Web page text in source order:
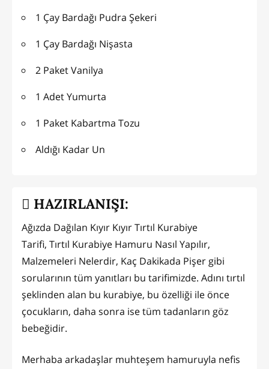
1 Çay Bardağı Pudra Şekeri
1 Çay Bardağı Nişasta
2 Paket Vanilya
1 Adet Yumurta
1 Paket Kabartma Tozu
Aldığı Kadar Un
HAZIRLANIŞI:
Ağızda Dağılan Kıyır Kıyır Tırtıl Kurabiye
Tarifi, Tırtıl Kurabiye Hamuru Nasıl Yapılır,
Malzemeleri Nelerdir, Kaç Dakikada Pişer gibi
sorularının tüm yanıtları bu tarifimizde. Adını tırtıl
şeklinden alan bu kurabiye, bu özelliği ile önce
çocukların, daha sonra ise tüm tadanların göz
bebeğidir.
Merhaba arkadaşlar muhteşem hamuruyla nefis